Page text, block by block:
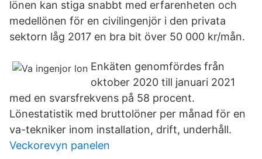
lönen kan stiga snabbt med erfarenheten och
medellönen för en civilingenjör i den privata
sektorn låg 2017 en bra bit över 50 000 kr/mån.
Enkäten genomfördes från
oktober 2020 till januari 2021
med en svarsfrekvens på 58 procent.
Lönestatistik med bruttolöner per månad för en
va-tekniker inom installation, drift, underhåll.
Veckorevyn panelen